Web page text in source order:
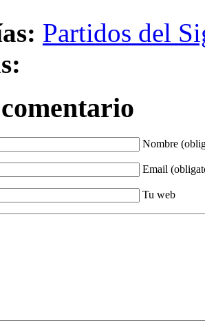
Partidos del
Nombre
Email
Tu web